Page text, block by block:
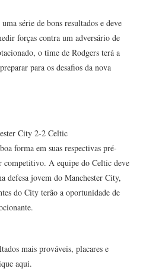
série de bons resultados e deve
forças contra um adversário de
o time de Rodgers terá a
para os desafios da nova
City 2-2 Celtic
forma em suas respectivas pré-
competitivo. A equipe do Celtic deve
defesa jovem do Manchester City,
do City terão a oportunidade de
mais prováveis, placares e
aqui.